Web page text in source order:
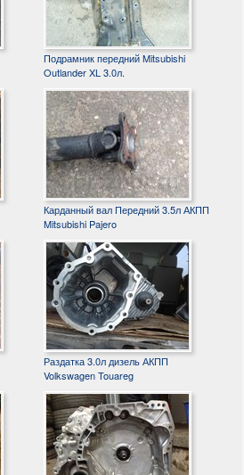
Подрамник передний Mitsubishi
Outlander XL 3.0л.
Карданный вал Передний 3.5л АКПП
Mitsubishi Pajero
Раздатка 3.0л дизель АКПП
Volkswagen Touareg